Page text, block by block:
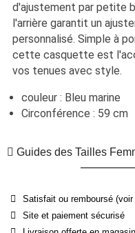
d'ajustement par petite
l'arrière garantit un
personnalisé. Simple à
cette casquette est
vos tenues avec style.
couleur : Bleu marine
Circonférence : 59 cm
Guides des Tailles
Satisfait ou remboursé
Site et paiement sécurisé